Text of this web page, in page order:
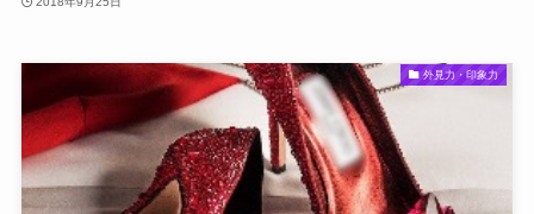
外見力・印象力